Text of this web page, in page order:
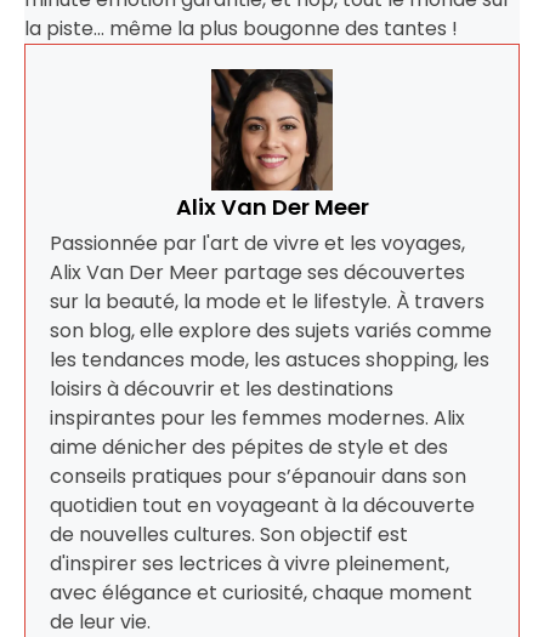
la piste… même la plus bougonne des tantes !
Alix Van Der Meer
Passionnée par l'art de vivre et les voyages,
Alix Van Der Meer partage ses découvertes
sur la beauté, la mode et le lifestyle. À travers
son blog, elle explore des sujets variés comme
les tendances mode, les astuces shopping, les
loisirs à découvrir et les destinations
inspirantes pour les femmes modernes. Alix
aime dénicher des pépites de style et des
conseils pratiques pour s’épanouir dans son
quotidien tout en voyageant à la découverte
de nouvelles cultures. Son objectif est
d'inspirer ses lectrices à vivre pleinement,
avec élégance et curiosité, chaque moment
de leur vie.